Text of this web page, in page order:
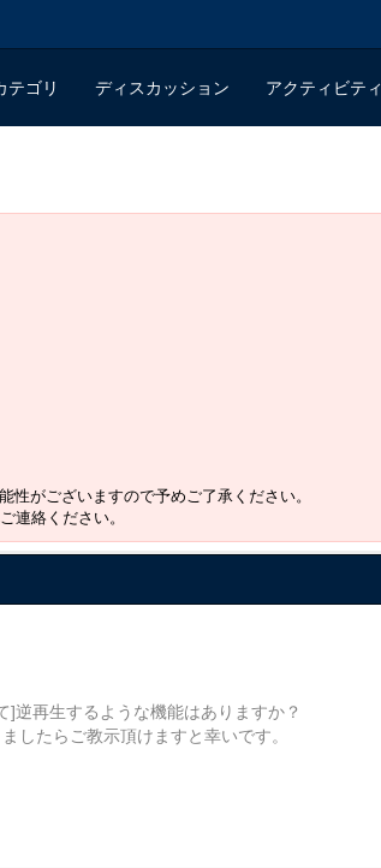
テゴリ ディスカッション アクティビティ
がございますので予めご了承ください。
連絡ください。
逆再生するような機能はありますか？
したらご教示頂けますと幸いです。